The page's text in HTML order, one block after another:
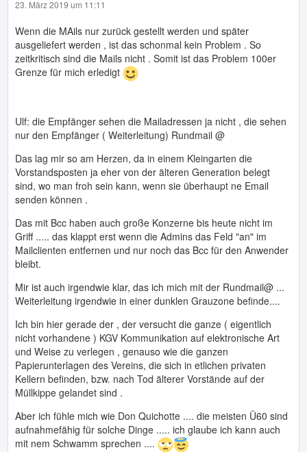
23. März 2019 um 11:11
Wenn die MAils nur zurück gestellt werden und später
ausgeliefert werden , ist das schonmal kein Problem . So
zeitkritisch sind die Mails nicht . Somit ist das Problem 100er
Grenze für mich erledigt
Ulf: die Empfänger sehen die Mailadressen ja nicht , die sehen
nur den Empfänger ( Weiterleitung) Rundmail @
Das lag mir so am Herzen, da in einem Kleingarten die
Vorstandsposten ja eher von der älteren Generation belegt
sind, wo man froh sein kann, wenn sie überhaupt ne Email
senden können .
Das mit Bcc haben auch große Konzerne bis heute nicht im
Griff ..... das klappt erst wenn die Admins das Feld "an" im
Mailclienten entfernen und nur noch das Bcc für den Anwender
bleibt.
Mir ist auch irgendwie klar, das ich mich mit der Rundmail@ ...
Weiterleitung irgendwie in einer dunklen Grauzone befinde....
Ich bin hier gerade der , der versucht die ganze ( eigentlich
nicht vorhandene ) KGV Kommunikation auf elektronische Art
und Weise zu verlegen , genauso wie die ganzen
Papierunterlagen des Vereins, die sich in etlichen privaten
Kellern befinden, bzw. nach Tod älterer Vorstände auf der
Müllkippe gelandet sind .
Aber ich fühle mich wie Don Quichotte .... die meisten Ü60 sind
aufnahmefähig für solche Dinge ..... ich glaube ich kann auch
mit nem Schwamm sprechen ....